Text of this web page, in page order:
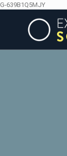
G-639B1Q5MJY